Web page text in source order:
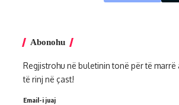
Abonohu
Regjistrohu në buletinin tonë për të marrë
të rinj në çast!
Email-i juaj